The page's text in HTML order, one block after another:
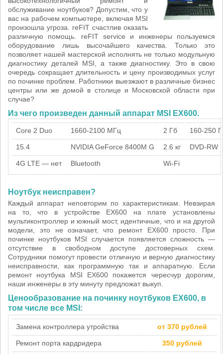
обслуживание ноутбуков? Допустим, что у
вас на рабочем компьютере, включая MSI
произошла угроза. reFIT счастлив оказать
различную помощь. reFIT service и инженеры пользуемся
оборудование лишь высочайшего качества. Только это
позволяет нашей мастерской исполнять не только модульную
диагностику деталей MSI, а также диагностику. Это в свою
очередь сокращает длительность и цену производимых услуг
по починке проблем. Работники выезжают в различные бизнес
центры или же домой в столице и Московской области при
случае?
Из чего произведен данный аппарат MSI EX600.
Core 2 Duo 1660-2100 МГц 2 Гб 160-250
15.4 NVIDIA GeForce 8400M G 2.6 кг DVD-RW
4G LTE — нет Bluetooth Wi-Fi
Ноутбук неисправен?
Каждый аппарат неповторим по характеристикам. Невзирая
на то, что в устройстве EX600 на плате установлены
мультиконтроллер и южный мост, идентичные, что и на другой
модели, это не означает, что ремонт EX600 просто. При
починке ноутбуков MSI случается появляется сложность —
отсутствие в свободном доступе достоверных схем.
Сотрудники помогут провести отличную и верную диагностику
неисправности, как программную так и аппаратную. Если
ремонт ноутбука MSI EX600 покажется чересчур дорогим,
наши инженеры в эту минуту предложат выкуп.
Ценообразование на починку ноутбуков EX600, в
том числе все MSI:
Замена контроллера утройства от 370 рублей
Ремонт порта кардридера 350 рублей